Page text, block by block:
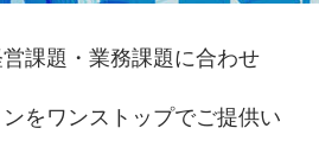
課題・業務課題に合わせ
をワンストップでご提供い